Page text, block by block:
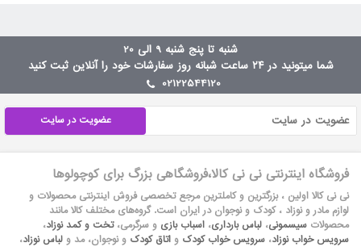
شنبه تا پنج شنبه 9 الی 20
شما میتونید در ۲۴ ساعت شبانه روز سفارشات خود را آنلاین ثبت کنید
02122544120
عضویت در سایت
فروشگاه اینترنتی نی نی کالا،فروشگاهی بزرگ برای کوچولوها
نی نی کالا اولین ، بزرگترین و کاملترین مرجع تخصصی فروش اینترنتی محصولات و
لوازم مادر و نوزاد ، کودک و نوجوان در ایران است. گروه‏‏‌های مختلف کالا مانند
محصولات سیسمونی، لباس بارداری، اسباب بازی و سرگرمی،تخت و کمد نوزاد،
سرویس خواب نوزاد، سرویس خواب کودک و اتاق کودک و نوجوان، مد و لباس نوزاد،